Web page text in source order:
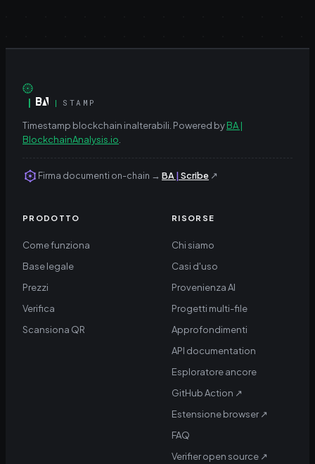
| | STAMP
Timestamp blockchain inalterabili. Powered byBA |
BlockchainAnalysis.io
Firma documenti on-chain → BA|Scribe ↗
PRODOTTO
Come funziona
Base legale
Prezzi
Verifica
Scansiona QR
RISORSE
Chi siamo
Casi d'uso
Provenienza AI
Progetti multi-file
Approfondimenti
API documentation
Esploratore ancore
GitHub Action ↗
Estensione browser↗
FAQ
Verifier open source ↗